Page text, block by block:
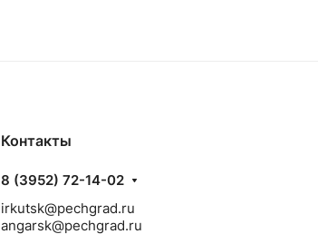
Контакты
8 (3952) 72-14-02
irkutsk@pechgrad.ru
angarsk@pechgrad.ru